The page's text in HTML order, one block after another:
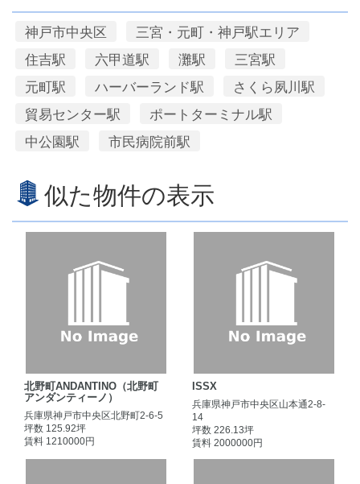
神戸市中央区
三宮・元町・神戸駅エリア
住吉駅
六甲道駅 灘駅
三宮駅
元町駅
ハーバーランド駅
さくら夙川駅
貿易センター駅
ポートターミナル駅
中公園駅
市民病院前駅
似た物件の表示
北野町ANDANTINO（北野町
アンダンティーノ）
兵庫県神戸市中央区北野町2-6-5
坪数 125.92坪
賃料 1210000円
ISSX
兵庫県神戸市中央区山本通2-8-
14
坪数 226.13坪
賃料 2000000円